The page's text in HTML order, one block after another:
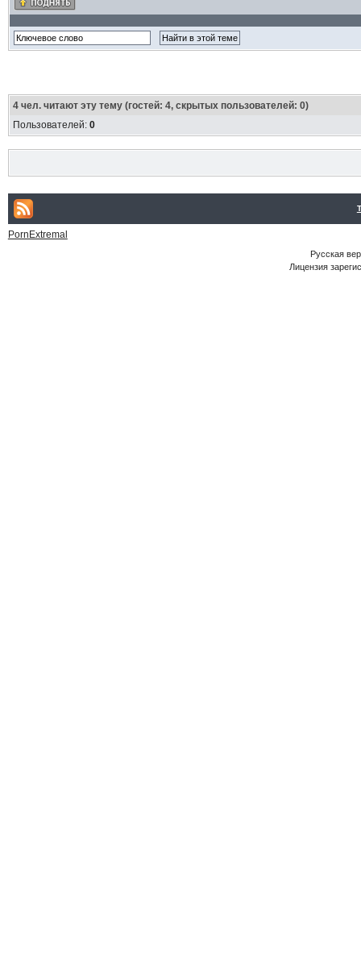
4чел. читают эту тему (гостей: 4, скрытых пользователей: 0)
Пользователей: 0
PornExtremal
Русская
Лицензия